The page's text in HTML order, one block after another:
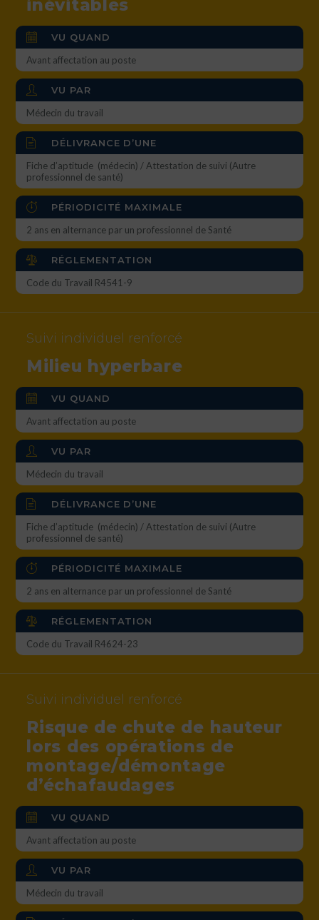
inévitables
VU QUAND
Avant affectation au poste
VU PAR
Médecin du travail
DÉLIVRANCE D’UNE
Fiche d’aptitude (médecin) / Attestation de suivi (Autre
professionnel de santé)
PÉRIODICITÉ MAXIMALE
2 ans en alternance par un professionnel de Santé
RÉGLEMENTATION
Code du Travail R4541-9
Suivi individuel renforcé
Milieu hyperbare
VU QUAND
Avant affectation au poste
VU PAR
Médecin du travail
DÉLIVRANCE D’UNE
Fiche d’aptitude (médecin) / Attestation de suivi (Autre
professionnel de santé)
PÉRIODICITÉ MAXIMALE
2 ans en alternance par un professionnel de Santé
RÉGLEMENTATION
Code du Travail R4624-23
Suivi individuel renforcé
Risque de chute de hauteur
lors des opérations de
montage/démontage
d’échafaudages
VU QUAND
Avant affectation au poste
VU PAR
Médecin du travail